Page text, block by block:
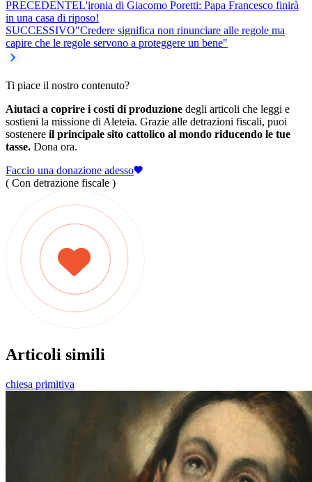
PRECEDENTEL'ironia di Giacomo Poretti: Papa Francesco finirà
in una casa di riposo!
SUCCESSIVO"Credere significa non rinunciare alle regole ma
capire che le regole servono a proteggere un bene"
Ti piace il nostro contenuto?
Aiutaci a coprire i costi di produzione degli articoli che leggi e
sostieni la missione di Aleteia. Grazie alle detrazioni fiscali, puoi
sostenere il principale sito cattolico al mondo riducendo le tue
tasse. Dona ora.
Faccio una donazione adesso
( Con detrazione fiscale )
Articoli simili
chiesa primitiva